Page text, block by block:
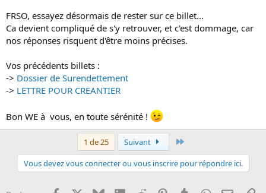
FRSO, essayez désormais de rester sur ce billet...
Ca devient compliqué de s'y retrouver, et c'est dommage, car
nos réponses risquent d'être moins précises.
Vos précédents billets :
-> Dossier de Surendettement
-> LETTRE POUR CREANTIER
Bon WE à vous, en toute sérénité !
1 de 25 Suivant
Vous devez vous connecter ou vous inscrire pour répondre ici.